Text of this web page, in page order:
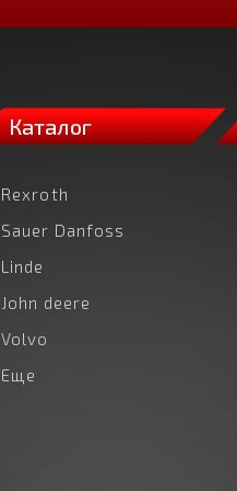
Каталог
Rexroth
Sauer Danfoss
Linde
John deere
Volvo
Еще